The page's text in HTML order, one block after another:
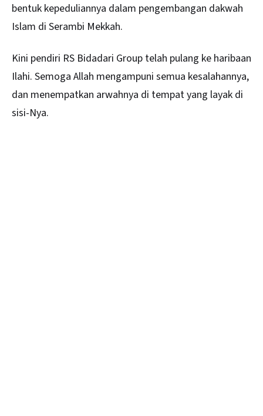
bentuk kepeduliannya dalam pengembangan dakwah
Islam di Serambi Mekkah.
Kini pendiri RS Bidadari Group telah pulang ke haribaan
Ilahi. Semoga Allah mengampuni semua kesalahannya,
dan menempatkan arwahnya di tempat yang layak di
sisi-Nya.